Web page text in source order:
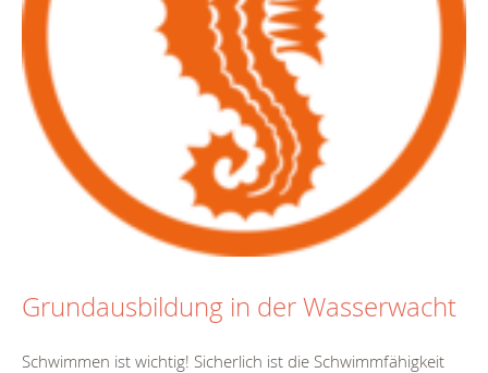
Grundausbildung in der Wasserwacht
Schwimmen ist wichtig! Sicherlich ist die Schwimmfähigkeit